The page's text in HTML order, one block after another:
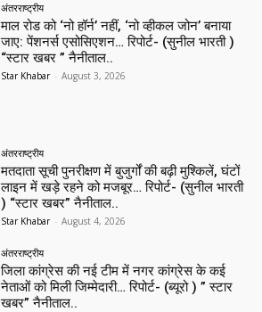
अंतरराष्ट्रीय
माल रोड को ‘नो हॉर्न’ नहीं, ‘नो व्हीकल जोन’ बनाया
जाए: पेंशनर्स एसोसिएशन… रिपोर्ट- (सुनील भारती )
“स्टार खबर ” नैनीताल..
Star Khabar - August 3, 2026
अंतरराष्ट्रीय
मतदाता सूची पुनरीक्षण में बुजुर्गों की बढ़ी मुश्किलें, घंटों
लाइन में खड़े रहने को मजबूर… रिपोर्ट- (सुनील भारती
) “स्टार खबर” नैनीताल..
Star Khabar - August 4, 2026
अंतरराष्ट्रीय
जिला कांग्रेस की नई टीम में नगर कांग्रेस के कई
नेताओं को मिली जिम्मेदारी… रिपोर्ट- (ब्यूरो ) ” स्टार
खबर” नैनीताल..